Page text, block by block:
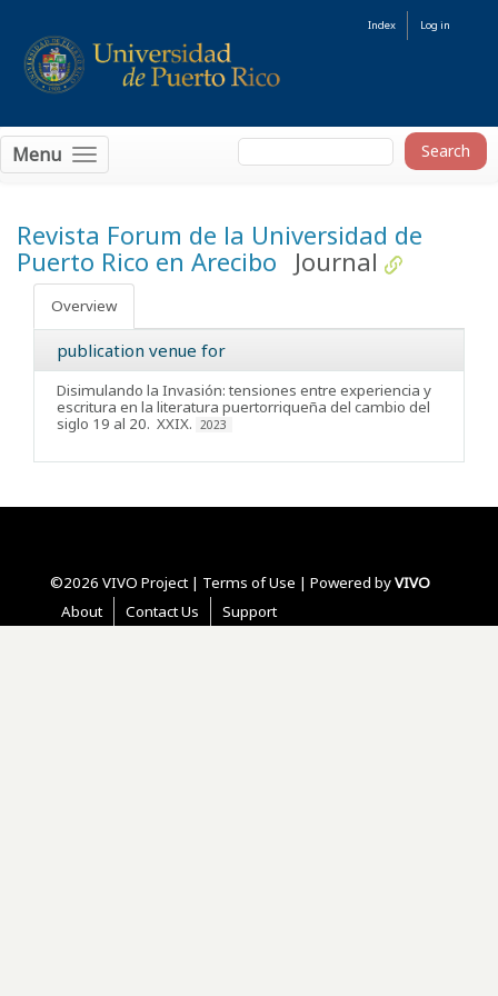
Index Log in
Menu
Revista Forum de la Universidad de
Puerto Rico en Arecibo
Journal
Overview
publication venue for
Disimulando la Invasión: tensiones entre experiencia y
escritura en la literatura puertorriqueña del cambio del
siglo 19 al 20. XXIX. 2023
©2026 VIVO Project | Terms of Use | Powered byVIVO
About
Contact Us Support